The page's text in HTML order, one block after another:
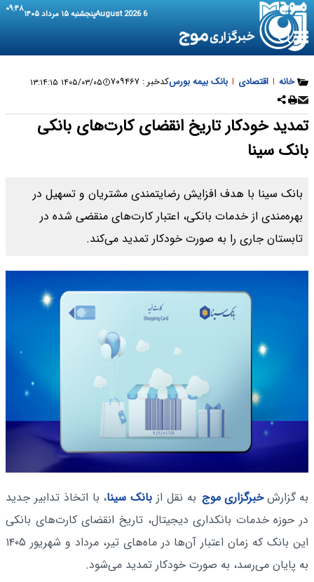
6 August 2026 پنجشنبه ۱۵ مرداد ۱۴۰۵ ۰۹:۴۸
خانه | اقتصادی | بانک بیمه بورسکدخبر : ۷۰۹۴۶۷ ۱۴۰۵/۰۳/۰۵ ۱۳:۱۴:۱۵
تمدید خودکار تاریخ انقضای کارت‌های بانکی
بانک سینا
بانک سینا با هدف افزایش رضایتمندی مشتریان و تسهیل در
بهره‌مندی از خدمات بانکی، اعتبار کارت‌های منقضی شده در
تابستان جاری را به صورت خودکار تمدید می‌کند.
به گزارشخبرگزاری موج به نقل از بانک سینا، با اتخاذ تدابیر جدید
در حوزه خدمات بانکداری دیجیتال، تاریخ انقضای کارت‌های بانکی
این بانک که زمان اعتبار آن‌ها در ماه‌های تیر، مرداد و شهریور ۱۴۰۵
به پایان می‌رسد، به صورت خودکار تمدید می‌شود.